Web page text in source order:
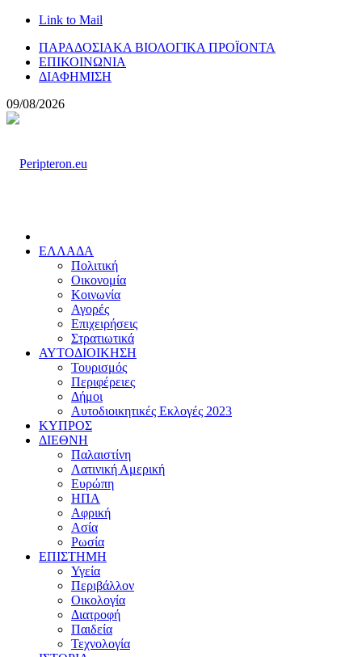
Link to Mail
ΠΑΡΑΔΟΣΙΑΚΑ ΒΙΟΛΟΓΙΚΑ ΠΡΟΪΟΝΤΑ
ΕΠΙΚΟΙΝΩΝΙΑ
ΔΙΑΦΗΜΙΣΗ
09/08/2026
ΕΛΛΑΔΑ
Πολιτική
Οικονομία
Κοινωνία
Αγορές
Επιχειρήσεις
Στρατιωτικά
ΑΥΤΟΔΙΟΙΚΗΣΗ
Τουρισμός
Περιφέρειες
Δήμοι
Αυτοδιοικητικές Εκλογές 2023
ΚΥΠΡΟΣ
ΔΙΕΘΝΗ
Παλαιστίνη
Λατινική Αμερική
Ευρώπη
ΗΠΑ
Αφρική
Ασία
Ρωσία
ΕΠΙΣΤΗΜΗ
Υγεία
Περιβάλλον
Οικολογία
Διατροφή
Παιδεία
Τεχνολογία